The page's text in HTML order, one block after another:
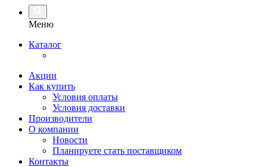
Меню
Каталог
Акции
Как купить
Условия оплаты
Условия доставки
Производители
О компании
Новости
Планируете стать поставщиком
Контакты